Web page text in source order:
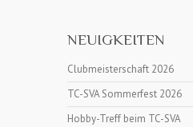
NEUIGKEITEN
Clubmeisterschaft 2026
TC-SVA Sommerfest 2026
Hobby-Treff beim TC-SVA